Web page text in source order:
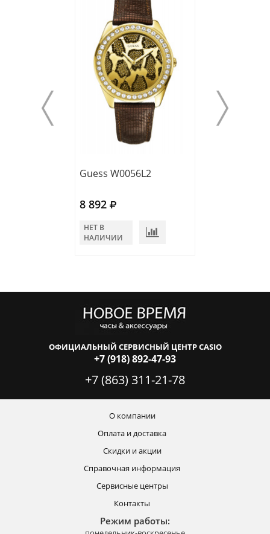
Guess W0056L2
8 892
НЕТ В
НАЛИЧИИ
ОФИЦИАЛЬНЫЙ СЕРВИСНЫЙ ЦЕНТР CASIO
+7 (918) 892-47-93
+7 (863) 311-21-78
О компании
Оплата и доставка
Скидки и акции
Справочная информация
Сервисные центры
Контакты
Режим работы: